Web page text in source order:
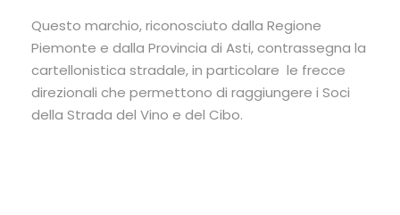
Questo marchio, riconosciuto dalla Regione
Piemonte e dalla Provincia di Asti, contrassegna la
cartellonistica stradale, in particolare le frecce
direzionali che permettono di raggiungere i Soci
della Strada del Vino e del Cibo.